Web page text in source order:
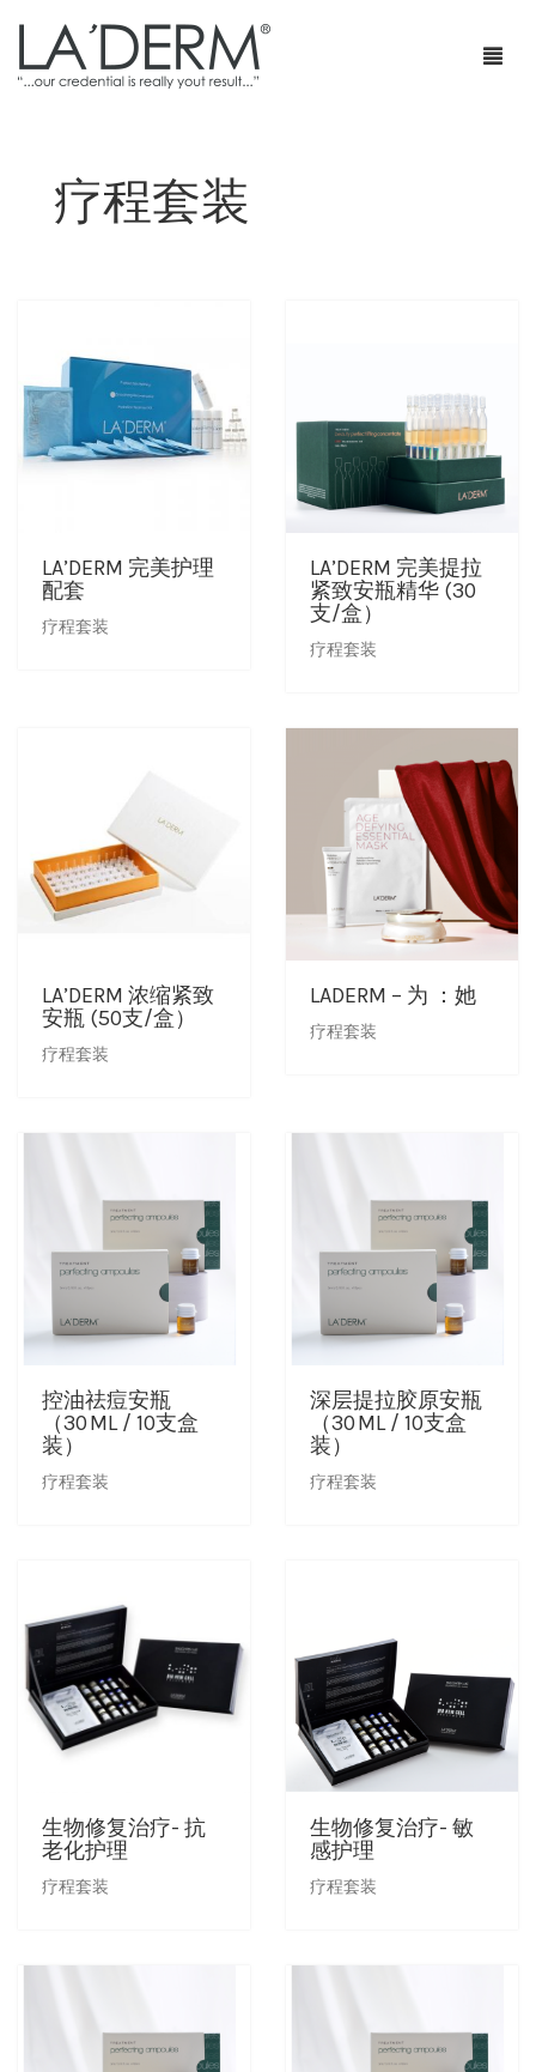
防止敏感及修复
抗皱
洗脸霜
旅行套装
疗程套装
美白
防晒及粉底
网店
部落格
最新发布及媒体
销售商店
疗程套装
LA’DERM 完美护理
配套
疗程套装
LA’DERM 完美提拉
紧致安瓶精华 (30
支/盒）
疗程套装
LA’DERM 浓缩紧致
安瓶 (50支/盒）
疗程套装
LADERM – 为 ：她
疗程套装
控油祛痘安瓶
（30 ML / 10支盒
装）
疗程套装
深层提拉胶原安瓶
（30 ML / 10支盒
装）
疗程套装
生物修复治疗- 抗
老化护理
疗程套装
生物修复治疗- 敏
感护理
疗程套装